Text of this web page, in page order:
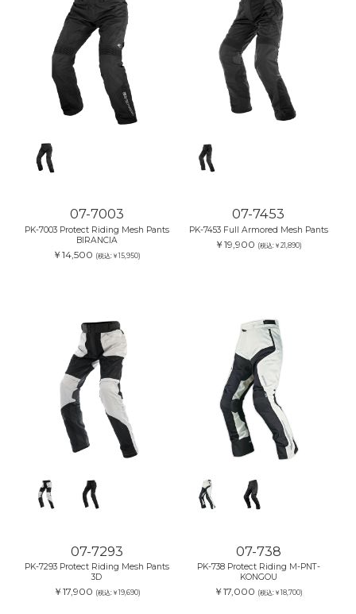
07-7003
PK-7003 Protect Riding Mesh Pants
BIRANCIA
￥14,500 (税込:￥15,950)
07-7453
PK-7453 Full Armored Mesh Pants
￥19,900 (税込:￥21,890)
07-7293
PK-7293 Protect Riding Mesh Pants
3D
￥17,900 (税込:￥19,690)
07-738
PK-738 Protect Riding M-PNT-
KONGOU
￥17,000 (税込:￥18,700)